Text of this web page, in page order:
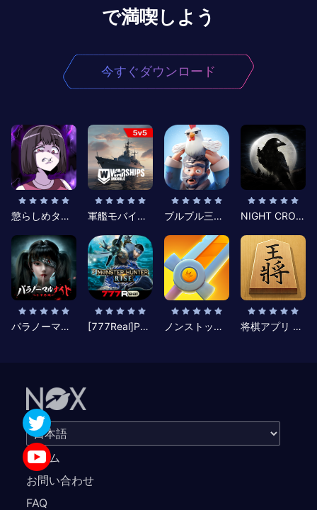
で満喫しよう
今すぐダウンロード
懲らしめタイム 軍艦モバイル2：究極の戦艦ゲーム ブルブル三国-ゆるっと三国生存コミュニティ NIGHT CROWS
パラノーマルナイト～七不思議～ [777Real]Pモンスターハンターライズ ノンストップナイト2 - Action RPG 将棋アプリ 百鍛将棋 -初心者でも楽しく遊べる本格ゲーム-
ホーム
お問い合わせ
FAQ